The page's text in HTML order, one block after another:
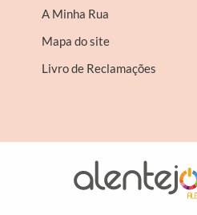
A Minha Rua
Mapa do site
Livro de Reclamações